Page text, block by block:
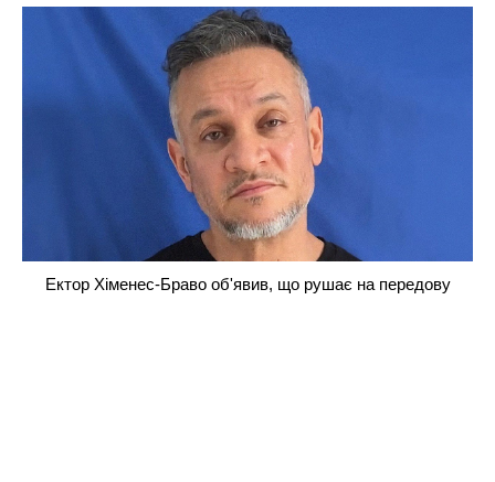
Ектор Хіменес-Браво об'явив, що рушає на передову